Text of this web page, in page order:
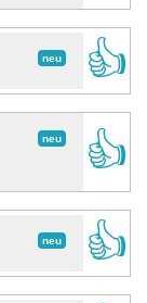
neu
👍
neu
👍
neu
👍